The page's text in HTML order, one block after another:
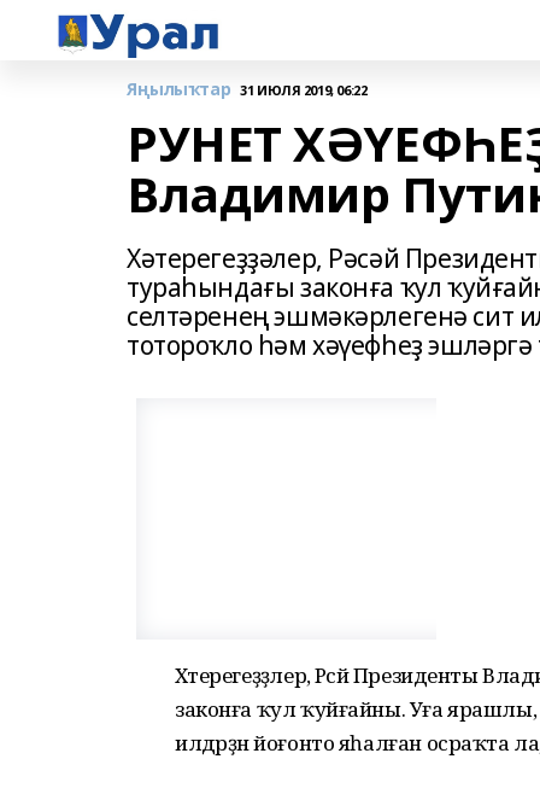
Яңылыҡтар 31 ИЮЛЯ 2019, 06:22
РУНЕТ
Владимир
Хәтерегеҙҙәлер, Рәсәй
тураһындағы законға ҡул
селтәренең эшмәкәрлегенә сит
тотороҡло һәм хәүефһеҙ
Хәтерегеҙҙәлер, Рәсәй Президенты
законға ҡул ҡуйғайны. Уға ярашлы,
илдәрҙән йоғонто яһалған осраҡта